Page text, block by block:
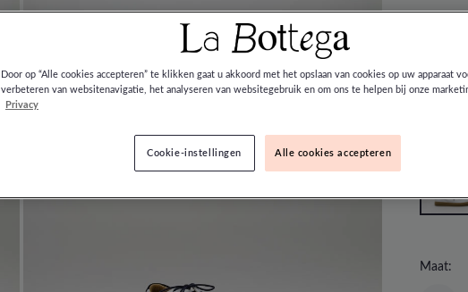
Maat:
Door op “Alle cookies accepteren” te klikken gaat u akkoord met het opslaan van cookies op uw apparaat
verbeteren van websitenavigatie, het analyseren van websitegebruik en om ons te helpen bij onze
Privacy
Alle cookies accepteren
Cookie-instellingen